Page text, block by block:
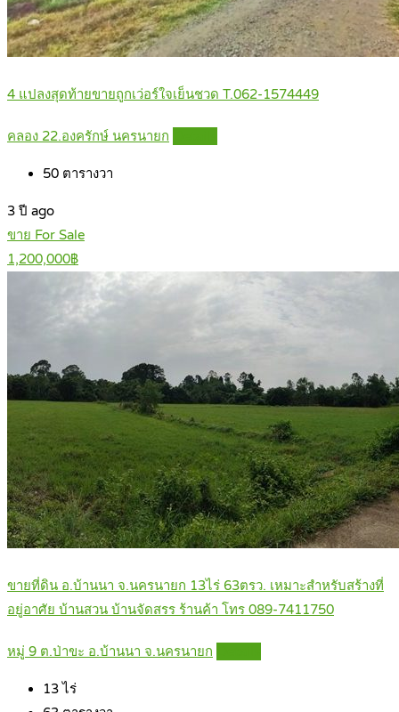
4 แปลงสุดท้ายขายถูกเว่อร์ใจเย็นชวด T.062-1574449
คลอง 22.องครักษ์ นครนายก
50 ตารางวา
3 ปี ago
ขาย For Sale
1,200,000฿
ขายที่ดิน อ.บ้านนา จ.นครนายก 13ไร่ 63ตรว. เหมาะสำหรับสร้างที่
อยู่อาศัย บ้านสวน บ้านจัดสรร ร้านค้า โทร 089-7411750
หมู่ 9 ต.ป่าขะ อ.บ้านนา จ.นครนายก
13ไร่